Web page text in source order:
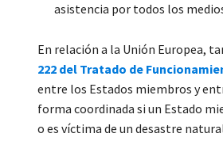
asistencia por todos los
En relación a la Unión Europea,
222 del Tratado de
entre los Estados miembros y
forma coordinada si un Estado
o es víctima de un desastre